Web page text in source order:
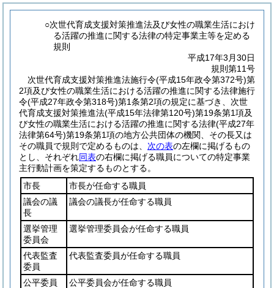
○次世代育成支援対策推進法及び女性の職業生活におけ
る活躍の推進に関する法律の特定事業主等を定める
規則
平成17年3月30日
規則第11号
次世代育成支援対策推進法施行令(平成15年政令第372号)第
2項及び女性の職業生活における活躍の推進に関する法律施行
令(平成27年政令第318号)第1条第2項の規定に基づき、次世
代育成支援対策推進法(平成15年法律第120号)第19条第1項及
び女性の職業生活における活躍の推進に関する法律(平成27年
法律第64号)第19条第1項の地方公共団体の機関、その長又は
その職員で規則で定めるものは、 次の表の左欄に掲げるもの
とし、それぞれ同表の右欄に掲げる職員についての特定事業
主行動計画を策定するものとする。
市長
市長が任命する職員
議会の議
長
議会の議長が任命する職員
選挙管理
委員会
選挙管理委員会が任命する職員
代表監査
委員
代表監査委員が任命する職員
公平委員
公平委員会が任命する職員